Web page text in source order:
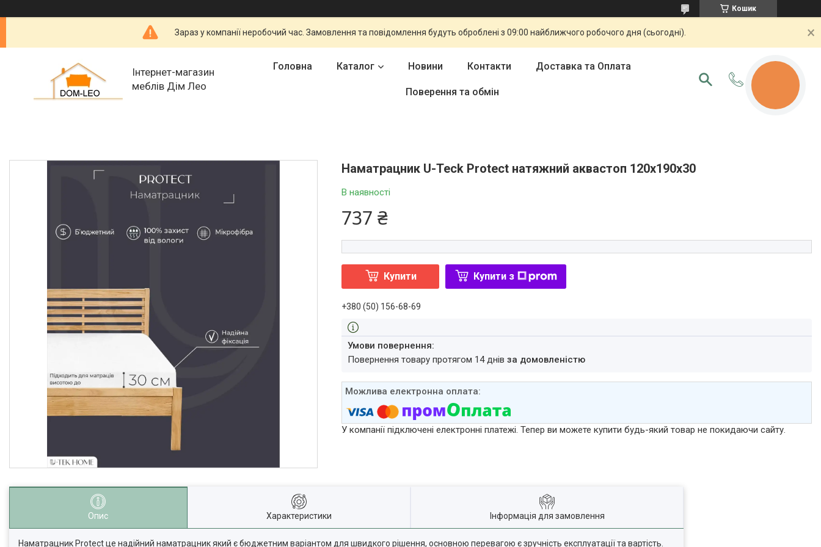
Кошик
Зараз у компанії неробочий час. Замовлення та повідомлення будуть оброблені з 09:00 найближчого робочого дня (сьогодні).
Інтернет-магазин
меблів Дім Лео
Головна Каталог Новини Контакти Доставка та Оплата
Поверення та обмін
Наматрацник U-Teck Protect натяжний аквастоп 120х190х30
В наявності
737 ₴
Купити Купити з
+380 (50) 156-68-69
повернення товару протягом 14 днівза домовленістю
У компанії підключені електронні платежі. Тепер ви можете купити будь-який товар не покидаючи сайту.
Опис Характеристики Інформація для замовлення
Наматрацник Protect це надійний наматрацник який є бюджетним варіантом для швидкого рішення, основною перевагою є зручність експлуатації та вартість.